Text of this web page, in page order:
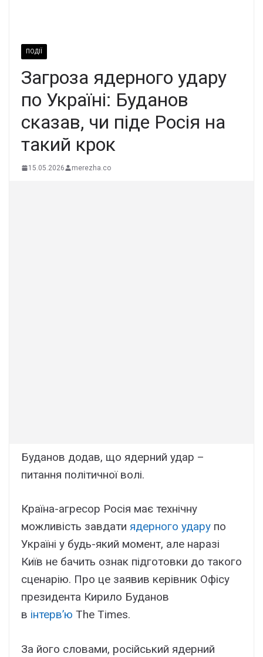
ПОДІЇ
Загроза ядерного удару
по Україні: Буданов
сказав, чи піде Росія на
такий крок
15.05.2026 merezha.co
Буданов додав, що ядерний удар –
питання політичної волі.
Країна-агресор Росія має технічну
можливість завдати ядерного удару по
Україні у будь-який момент, але наразі
Київ не бачить ознак підготовки до такого
сценарію. Про це заявив керівник Офісу
президента Кирило Буданов
в інтервʼю The Times.
За його словами, російський ядерний